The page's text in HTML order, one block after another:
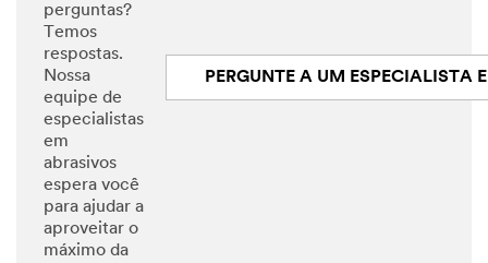
perguntas?
Temos
respostas.
Nossa
equipe de
especialistas
em
abrasivos
espera você
para ajudar a
aproveitar o
máximo da
PERGUNTE A UM ESPECIALISTA EM